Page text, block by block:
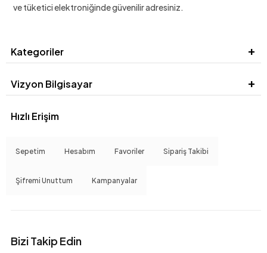
ve tüketici elektroniğinde güvenilir adresiniz.
Kategoriler
Vizyon Bilgisayar
Hızlı Erişim
Sepetim Hesabım Favoriler Sipariş Takibi
Şifremi Unuttum Kampanyalar
Bizi Takip Edin